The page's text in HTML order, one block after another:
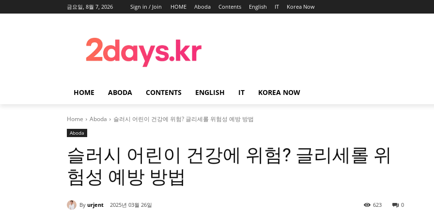
금요일, 8월 7, 2026 Sign in / Join HOME Aboda Contents English IT Korea Now
HOME ABODA CONTENTS ENGLISH IT KOREA NOW
Home Aboda 슬러시 어린이 건강에 위험? 글리세롤 위험성 예방 방법
Aboda
슬러시 어린이 건강에 위험? 글리세롤 위
험성 예방 방법
By urjent 2025년 03월 26일 0
623